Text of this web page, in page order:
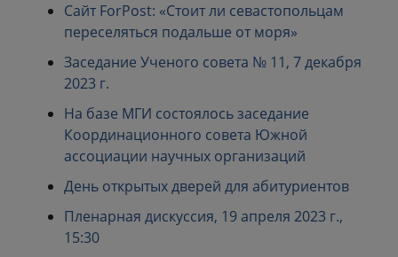
Сайт ForPost: «Стоит ли севастопольцам
переселяться подальше от моря»
Заседание Ученого совета № 11, 7 декабря
2023 г.
На базе МГИ состоялось заседание
Координационного совета Южной
ассоциации научных организаций
День открытых дверей для абитуриентов
Пленарная дискуссия, 19 апреля 2023 г.,
15:30